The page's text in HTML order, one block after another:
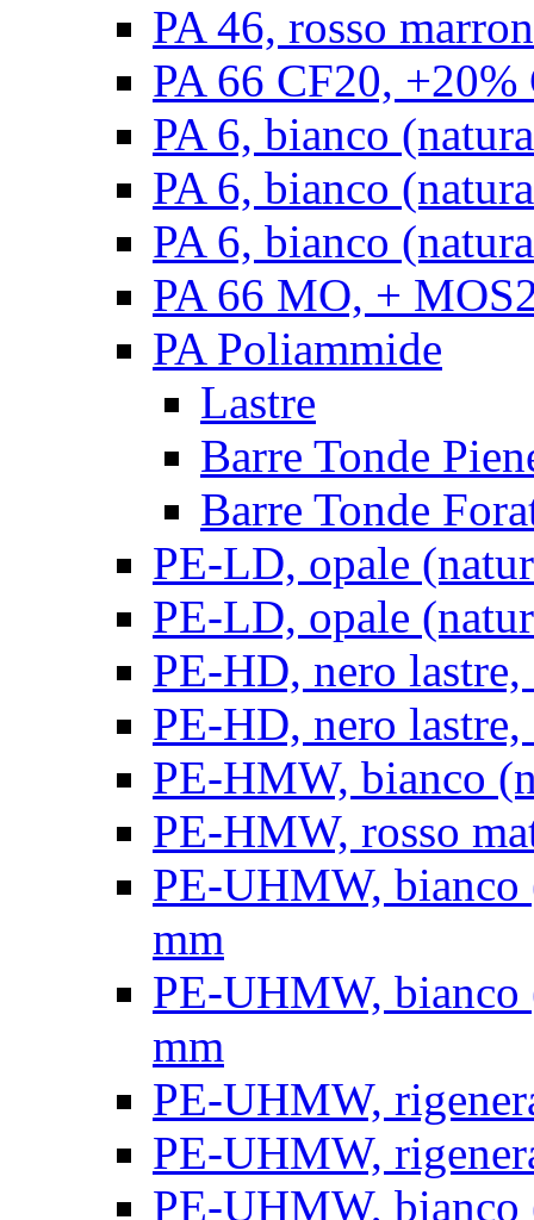
PA 46, rosso
PA 66 CF20,
PA 6, bianco
PA 6, bianco
PA 6, bianco
PA 66 MO, +
PA Poliammide
Lastre
Barre Tonde
Barre Tonde
PE-LD, opale
PE-LD, opale
PE-HD, nero lastre,
PE-HD, nero lastre,
PE-HMW, bianco
PE-HMW, rosso
PE-UHMW, bianco
mm
PE-UHMW, bianco
mm
PE-UHMW,
PE-UHMW,
PE-UHMW,